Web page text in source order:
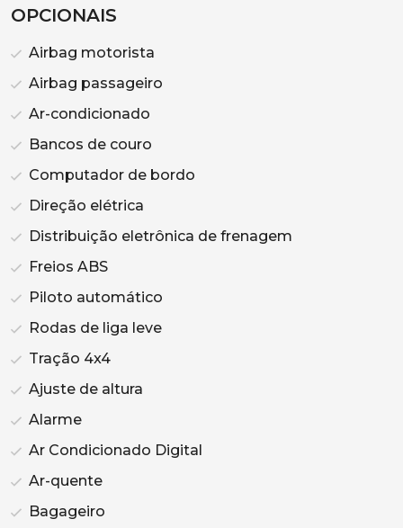
OPCIONAIS
Airbag motorista
Airbag passageiro
Ar-condicionado
Bancos de couro
Computador de bordo
Direção elétrica
Distribuição eletrônica de frenagem
Freios ABS
Piloto automático
Rodas de liga leve
Tração 4x4
Ajuste de altura
Alarme
Ar Condicionado Digital
Ar-quente
Bagageiro